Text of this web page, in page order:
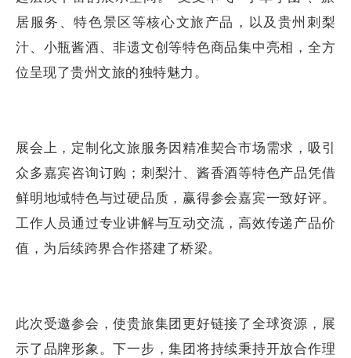
居服务、特色景区等核心文旅产品，以及贵州刺梨
汁、小瓶酱酒、非遗文创等特色商品集中亮相，全方
位呈现了贵州文旅的独特魅力。
展会上，定制化文旅服务因精准契合市场需求，吸引
众多嘉宾咨询订购；刺梨汁、酱香酒等特色产品凭借
鲜明地域特色与过硬品质，赢得参会嘉宾一致好评。
工作人员通过专业讲解与互动交流，高效传递产品价
值，为后续跨界合作搭建了桥梁。
此次受邀参会，使贵旅集团更好链接了全球资源，展
示了品牌形象。下一步，集团将持续秉持开放合作理